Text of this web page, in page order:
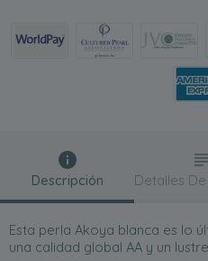
Descripción
Esta perla Akoya blanca es lo
una calidad global AA y un
Detalles